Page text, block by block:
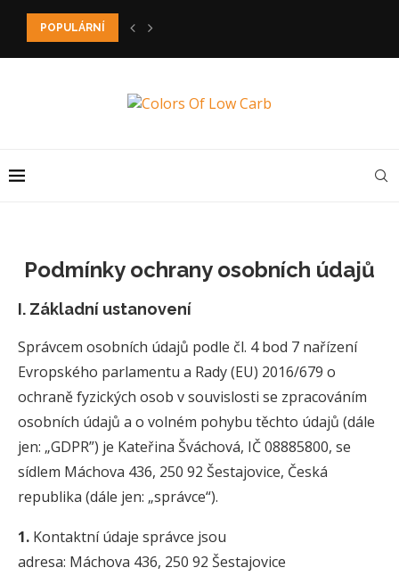
POPULÁRNÍ
1-2-3 LOWCARB CHLEBA BEZ PSYLLIA
Podmínky ochrany osobních údajů
I. Základní ustanovení
Správcem osobních údajů podle čl. 4 bod 7 nařízení
Evropského parlamentu a Rady (EU) 2016/679 o
ochraně fyzických osob v souvislosti se zpracováním
osobních údajů a o volném pohybu těchto údajů (dále
jen: „GDPR”) je Kateřina Šváchová, IČ 08885800, se
sídlem Máchova 436, 250 92 Šestajovice, Česká
republika (dále jen: „správce“).
1. Kontaktní údaje správce jsou
adresa: Máchova 436, 250 92 Šestajovice